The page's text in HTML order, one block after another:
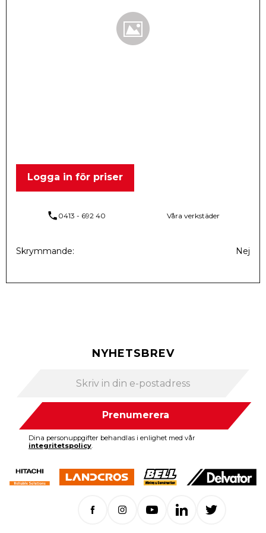
Logga in för priser
phone 0413 - 692 40 Våra verkstäder
Skrymmande Nej
NYHETSBREV
Prenumerera
Dina personuppgifter behandlas i enlighet med vår
integritetspolicy.